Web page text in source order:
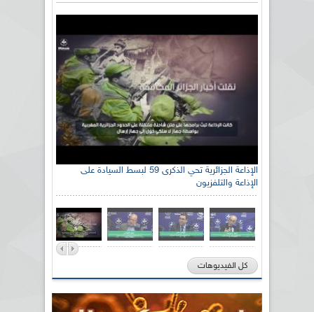
الإذاعة الجزائرية تحي الذكرى 59 لبسط السيادة على
الإذاعة والتلفزيون
كل الفيديوهات